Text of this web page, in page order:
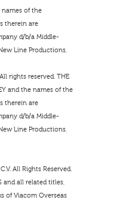
names of the
therein are
d/b/a Middle-
Line Productions,
rights reserved. THE
and the names of the
therein are
d/b/a Middle-
Line Productions,
All Rights Reserved.
and all related titles,
of Viacom Overseas